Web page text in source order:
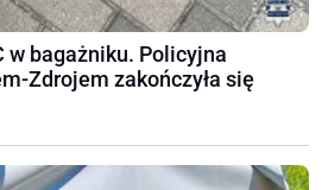
w bagażniku. Policyjna
Zdrojem zakończyła się